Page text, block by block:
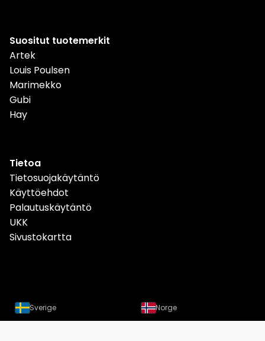
Suositut tuotemerkit
Artek
Louis Poulsen
Marimekko
Gubi
Hay
Tietoa
Tietosuojakäytäntö
Käyttöehdot
Palautuskäytäntö
UKK
Sivustokartta
Sverige Norge